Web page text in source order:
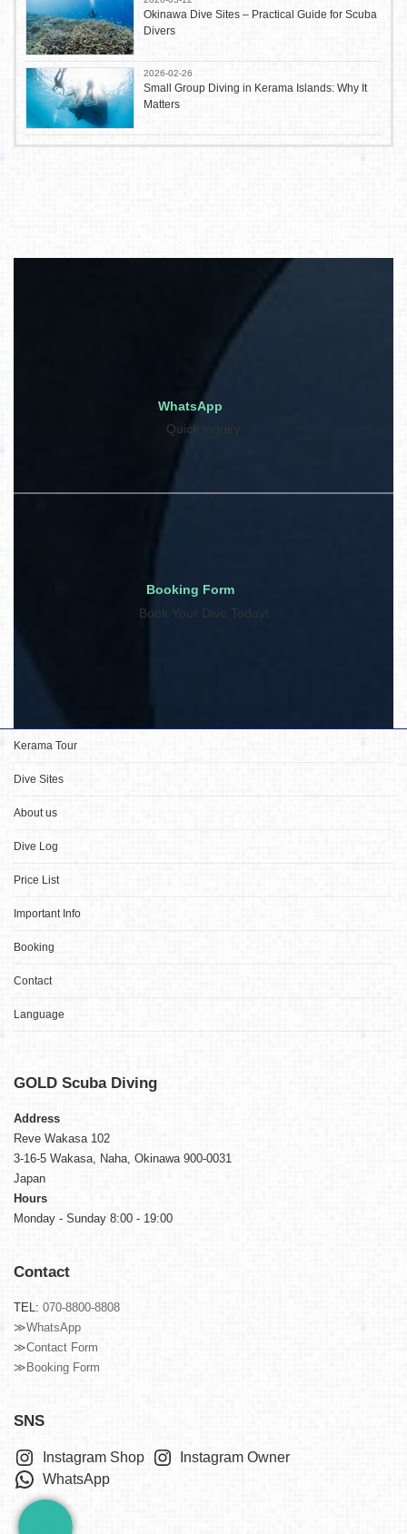
Okinawa Dive Sites – Practical Guide for Scuba
Divers
2026-02-26
Small Group Diving in Kerama Islands: Why It
Matters
WhatsApp
Quick inquiry
Booking Form
Book Your Dive Today!
Kerama Tour
Dive Sites
About us
Dive Log
Price List
Important Info
Booking
Contact
Language
GOLD Scuba Diving
Address
Reve Wakasa 102
3-16-5 Wakasa, Naha, Okinawa 900-0031
Japan
Hours
Monday - Sunday 8:00 - 19:00
Contact
TEL: 070-8800-8808
≫WhatsApp
≫Contact Form
≫Booking Form
SNS
Instagram Shop
Instagram Owner
WhatsApp